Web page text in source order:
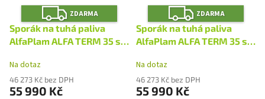
Z
D
A
R
M
ZDARMA
Sporák na tuhá paliva
AlfaPlam ALFA TERM 35 s
Na dotaz
46 273 Kč bez DPH
55 990 Kč
Z
D
A
R
M
ZDARMA
Sporák na tuhá paliva
AlfaPlam ALFA TERM 35 s
antracit/pravý
Na dotaz
46 273 Kč bez DPH
55 990 Kč